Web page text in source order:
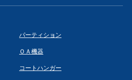
パーティション
ＯＡ機器
コートハンガー